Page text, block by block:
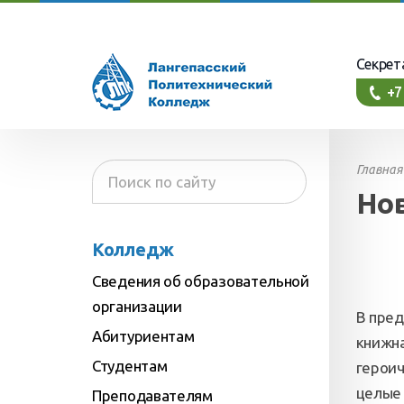
Колледж
Сведения об образовательной
организации
образовательной
Абитуриентам
Студентам
Преподавателям
Главная
В
целые